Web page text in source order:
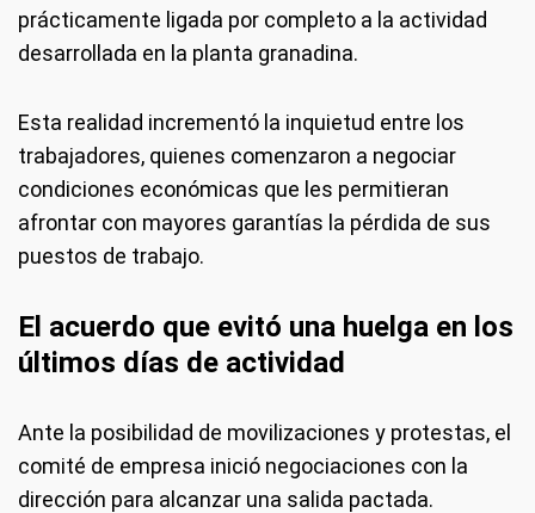
prácticamente ligada por completo a la actividad
desarrollada en la planta granadina.
Esta realidad incrementó la inquietud entre los
trabajadores, quienes comenzaron a negociar
condiciones económicas que les permitieran
afrontar con mayores garantías la pérdida de sus
puestos de trabajo.
El acuerdo que evitó una huelga en los
últimos días de actividad
Ante la posibilidad de movilizaciones y protestas, el
comité de empresa inició negociaciones con la
dirección para alcanzar una salida pactada.